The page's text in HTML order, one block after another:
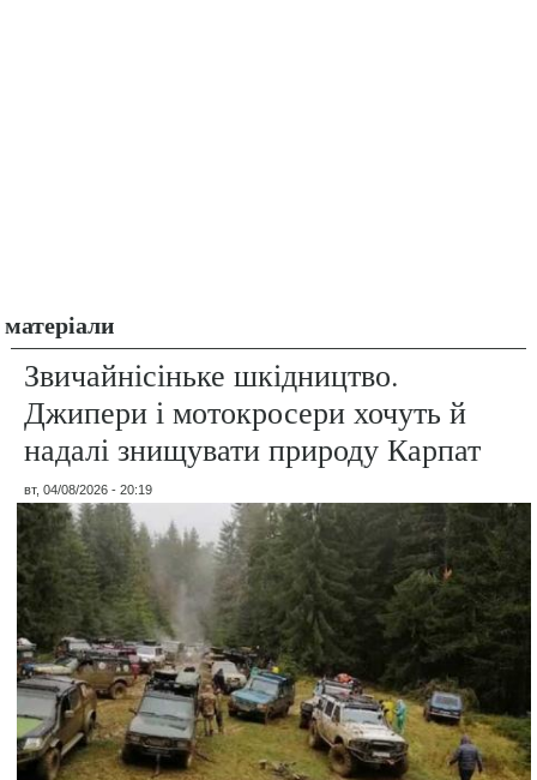
матеріали
Звичайнісіньке шкідництво.
Джипери і мотокросери хочуть й
надалі знищувати природу Карпат
вт, 04/08/2026 - 20:19